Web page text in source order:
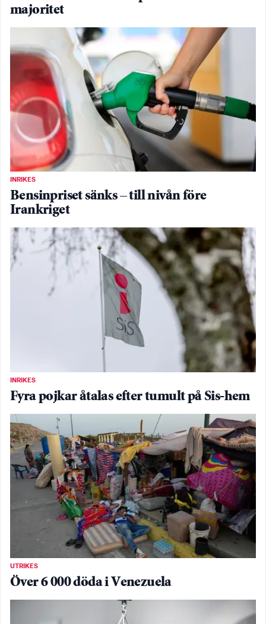
majoritet
INRIKES
Bensinpriset sänks – till nivån före
Irankriget
INRIKES
Fyra pojkar åtalas efter tumult på Sis-hem
UTRIKES
Över 6 000 döda i Venezuela